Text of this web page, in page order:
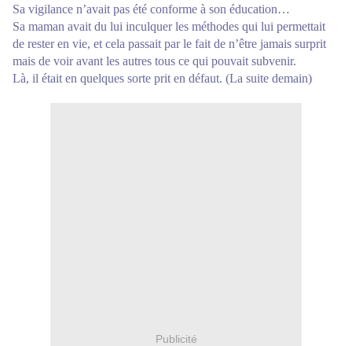
Sa vigilance n’avait pas été conforme à son éducation…
Sa maman avait du lui inculquer les méthodes qui lui permettait
de rester en vie, et cela passait par le fait de n’être jamais surprit
mais de voir avant les autres tous ce qui pouvait subvenir.
Là, il était en quelques sorte prit en défaut. (La suite demain)
Publicité